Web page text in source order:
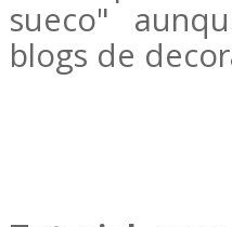
sueco"
blogs de